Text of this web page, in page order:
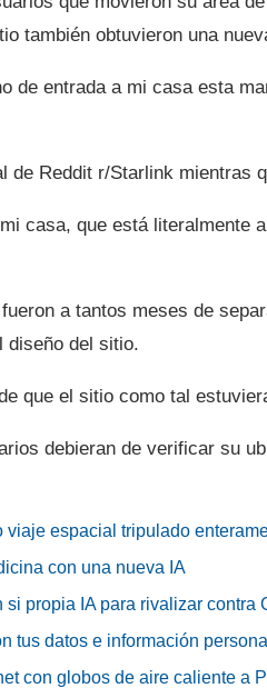
también obtuvieron una
de entrada a mi casa esta
de Reddit r/Starlink mientras
casa, que está literalmente
a tantos meses de
diseño del sitio.
que el sitio como tal
debieran de verificar su
viaje espacial tripulado
con una nueva IA
propia IA para rivalizar contra
tus datos e información personal
con globos de aire caliente a